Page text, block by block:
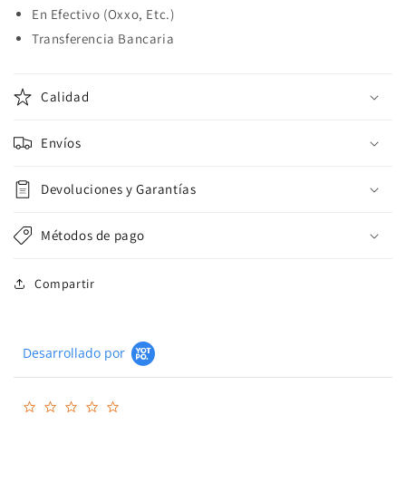
En Efectivo (Oxxo, Etc.)
Transferencia Bancaria
Calidad
Envíos
Devoluciones y Garantías
Métodos de pago
Compartir
Desarrollado por